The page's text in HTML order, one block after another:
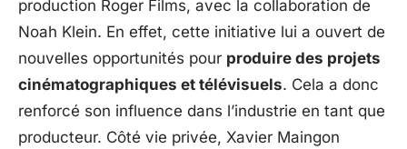
production Roger Films, avec la collaboration de
Noah Klein. En effet, cette initiative lui a ouvert de
nouvelles opportunités pour produire des projets
cinématographiques et télévisuels. Cela a donc
renforcé son influence dans l’industrie en tant que
producteur. Côté vie privée, Xavier Maingon